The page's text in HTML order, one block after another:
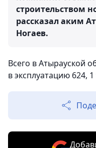
строительством
рассказал аким
Ногаев.
Всего в Атырауской
в эксплуатацию 624,